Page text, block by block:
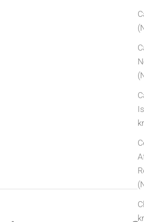
og få gaveideer i sølv og gull til